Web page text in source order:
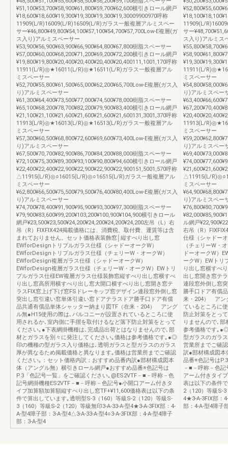
¥51,100¥53,700¥58,900¥61,800¥59,700¥62,600横引きロール網戸
¥18,600¥18,600¥19,300¥19,300¥19,300¥19,30009900970呼称
11909(L/R)16009(L/R)16509(L/R)ガラス一般複層アルミスペー
サー¥46,800¥49,800¥54,100¥57,100¥54,700¥57,700Low-E複層(ガ
ス入り)アルミスペーサー
¥53,900¥56,900¥63,900¥66,900¥64,800¥67,800樹脂スペーサー
¥57,000¥60,000¥68,200¥71,200¥69,200¥72,200横引きロール網戸
¥19,800¥19,800¥20,400¥20,400¥20,400¥20,400111,1001,170呼称
11911(L/R)◎★16011(L/R)◎★16511(L/R)ガラス一般複層アル
ミスペーサー
¥52,700¥55,800¥61,500¥65,000¥62,200¥65,700Low-E複層(ガス入
り)アルミスペーサー
¥61,300¥64,400¥73,500¥77,000¥74,500¥78,000樹脂スペーサー
¥65,100¥68,200¥78,700¥82,200¥79,900¥83,400横引きロール網戸
¥21,100¥21,100¥21,600¥21,600¥21,600¥21,600131,3001,370呼称
11913(L/R)◎★16013(L/R)◎★16513(L/R)ガラス一般複層アル
ミスペーサー
¥57,300¥60,500¥68,800¥72,600¥69,600¥73,400Low-E複層(ガス入
り)アルミスペーサー
¥67,500¥70,700¥82,900¥86,700¥84,200¥88,000樹脂スペーサー
¥72,100¥75,300¥89,300¥93,100¥90,800¥94,600横引きロール網戸
¥22,400¥22,400¥22,900¥22,900¥22,900¥22,900151,5001,570呼称
△11915(L/R)◎○16015(L/R)◎○16515(L/R)ガラス一般複層アル
ミスペーサー
¥62,800¥66,500¥75,500¥79,500¥76,400¥80,400Low-E複層(ガス入
り)アルミスペーサー
¥74,700¥78,400¥91,900¥95,900¥93,300¥97,300樹脂スペーサー
¥79,900¥83,600¥99,200¥103,200¥100,900¥104,900横引きロール
網戸¥23,500¥23,500¥24,200¥24,200¥24,200¥24,200左吊（L）右
吊（R）FIXFIX424掲載価格には、消費税、取付費、運賃等は含
まれておりません。セット価格表装飾窓│縦すべり出し窓
EWforDesignトリプルガラス仕様（シャドーオークW）
EWforDesignトリプルガラス仕様（チェリーW・オークW）
EWforDesign複層ガラス仕様（シャドーオークW）
EWforDesign複層ガラス仕様（チェリーW・オークW）EWトリ
プルガラス仕様EW複層ガラス仕様装飾窓縦すべり出し窓横すべ
り出し窓高所用横すべり出し窓大開口横すべり出し窓開き窓テ
ラスFIX窓上げ下げ窓FSドレーキップ窓デザイン連段窓外倒し窓
突出し窓引違い窓単体引違い窓ドアテラスドア勝手口ドア有償
品共通有償品単体シャッター納まり図TF（在来・204） アング
ル無●H15使用の際は､バルコニーが設置されているところに使
用されるか､室内側に手摺を取付けるなど落下防止対策をとって
ください｡●下表網掛機種は､完成品出荷とはなりませんので､部
材とガラスを別々に発注してください｡価格は参考価格です｡●◎
印の機種の型ガラス入り価格は､透明ガラスと型ガラスのガラス
厚が異なるため掲載価格と異なります｡価格は営業所までご確認
ください｡：セット価格内訳：おすすめ品番内訳●部材構成図本
体（アングル無）横引きロール網戸●おすすめ品番※色記号は
P.3「色記号一覧」をご確認ください｡@ES2VTF－■－呼称－色
記号網掛機種ES2VTF－■－呼称－色記号●小開口アーム付きタ
イプ加算額加算額縦すべり出し窓TF+¥11,600価格表は以下の条
件で算出しています｡透明型S-3（160）等級S-2（120）等級S-
3（160）等級S-2（120）等級無印3-A-33-A-型4★3-A-3FIX部：4-
A-型4障子部：3-A-型4△3-A-33-A-型4○3-A-3FIX部：4-A-型4障子
部：3-A-型4
11909(L/
サー
ス入り)アルミス
11911(L/
ミスペーサー
り)アルミスペー
11913(L/
ミスペーサー
り)アルミスペー
△11915(L/
ミスペーサー
り)アルミスペー
ル網戸
右吊（R）
仕様（シャドー
（チェリーW・
ドーオークW）
ークW）EWトリ
り出し窓横すべ
出し窓開き窓テ
連段窓外倒し窓
勝手口ドア有償
来・204） アン
ているところに
防止対策をとっ
りませんので､
参考価格です｡
型ガラスのガラ
営業所までご確
訳●部材構成図本
品番※色記号は
－■－呼称－色
アーム付きタイ
表は以下の条件
2（120）等級S-
4★3-A-3FIX部：
部：4-A-型4障子